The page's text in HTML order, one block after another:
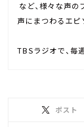
など、様々な声
声にまつわるエピ
TBSラジオで、毎
ポスト